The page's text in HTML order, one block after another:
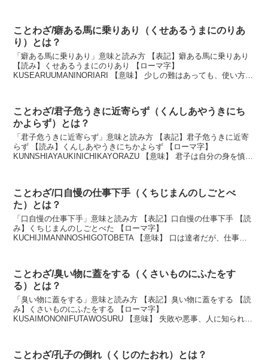
ことわざ/癖ある馬に乗りあり（くせあるうまにのりあ
り）とは？
「癖ある馬に乗りあり」意味と読み方 【表記】癖ある馬に乗りあり
【読み】くせあるうまにのりあり 【ローマ字】
KUSEARUUMANINORIARI 【意味】 少しの難はあっても、使い方次
ことわざ/君子危うきに近寄らず（くんしあやうきにち
かよらず）とは？
「君子危うきに近寄らず」意味と読み方 【表記】君子危うきに近寄
らず 【読み】くんしあやうきにちかよらず 【ローマ字】
KUNNSHIAYAUKINICHIKAYORAZU 【意味】 君子は自分の身を慎
ことわざ/口自慢の仕事下手（くちじまんのしごとべ
た）とは？
「口自慢の仕事下手」意味と読み方 【表記】口自慢の仕事下手 【読
み】くちじまんのしごとべた 【ローマ字】
KUCHIJIMANNNOSHIGOTOBETA 【意味】 口は達者だが、仕事は
ことわざ/臭い物に蓋をする（くさいものにふたをす
る）とは？
「臭い物に蓋をする」意味と読み方 【表記】臭い物に蓋をする 【読
み】くさいものにふたをする 【ローマ字】
KUSAIMONONIFUTAWOSURU 【意味】 失敗や悪事、人に知られた
ことわざ/孔子の倒れ（くじのたおれ）とは？